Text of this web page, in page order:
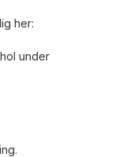
her:
under